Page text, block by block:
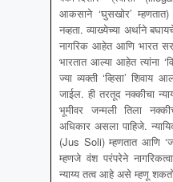
आकसाने ‘घुसखोर’
नव्हता. व्याख्येच्या अर्थाने
नागरिक आहेत आणि भारत
भारतात आल्या आहेत त्यांना
ज्या व्यक्ती ‘व्हिसा’ शिवाय
जाईल. ही तरतूद नक्कीचा
भूमीवर जन्मली तिला
अधिकार असला पाहिजे.
(Jus Soli) म्हणतात आणि
म्हणजे वंश परंपरेने
न्याय्य तत्व आहे असे म्हणू